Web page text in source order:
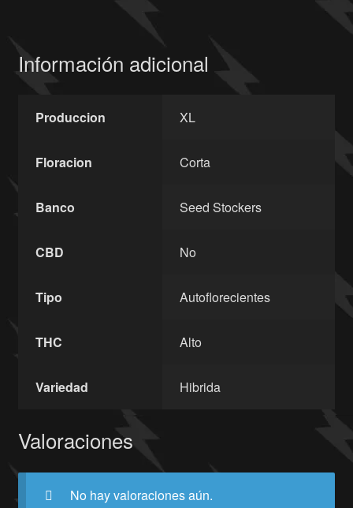
Información adicional
Produccion XL
Floracion Corta
Banco Seed Stockers
CBD No
Tipo Autoflorecientes
THC Alto
Variedad Hibrida
Valoraciones
No hay valoraciones aún.